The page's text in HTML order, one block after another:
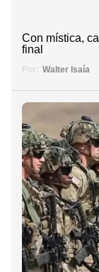
Con mística,
final
Por: Walter Isaía